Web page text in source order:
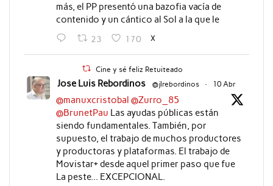
más, el PP presentó una bazofia vacía de
contenido y un cántico al Sol a la que le
23 170 X
Cine y sé feliz Retuiteado
Jose Luis Rebordinos @jlrebordinos · 10 Abr
@manuxcristobal @Zurro_85
@BrunetPau Las ayudas públicas están
siendo fundamentales. También, por
supuesto, el trabajo de muchos productores
y productoras y plataformas. El trabajo de
Movistar+ desde aquel primer paso que fue
La peste... EXCEPCIONAL.